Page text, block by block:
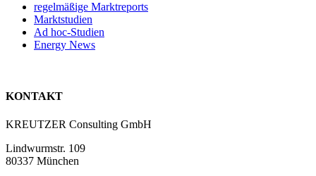
regelmäßige Marktreports
Marktstudien
Ad hoc-Studien
Energy News
KONTAKT
KREUTZER Consulting GmbH
Lindwurmstr. 109
80337 München